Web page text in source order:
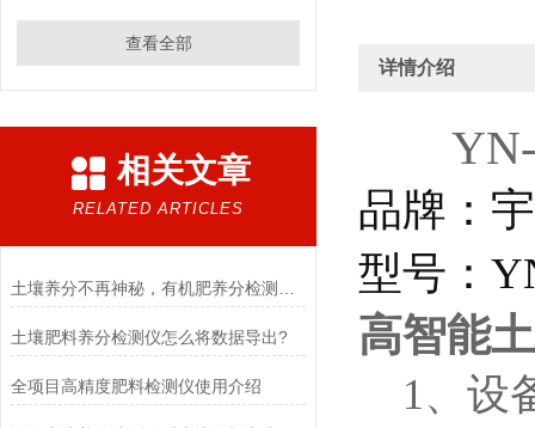
查看全部
相关文章
RELATED ARTICLES
土壤肥料养分检测仪怎么将数据导出?
全项目高精度肥料检测仪使用介绍
详情介绍
品牌：
型号：
高智能
1、设